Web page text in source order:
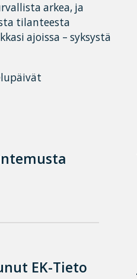
arkea, ja
tilanteesta
ajoissa – syksystä
EK-Tieto